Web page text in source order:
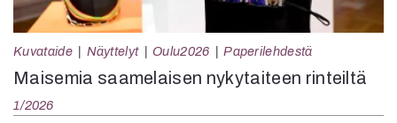
Kuvataide Näyttelyt Oulu2026 Paperilehdestä
Maisemia saamelaisen nykytaiteen rinteiltä
1/2026